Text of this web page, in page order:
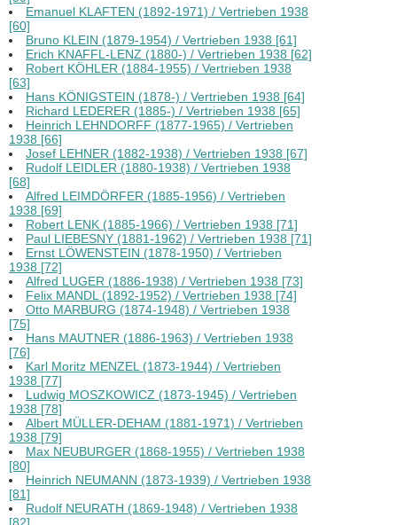
Emanuel KLAFTEN (1892-1971) / Vertrieben 1938
[60]
Bruno KLEIN (1879-1954) / Vertrieben 1938 [61]
Erich KNAFFL-LENZ (1880-) / Vertrieben 1938 [62]
Robert KÖHLER (1884-1955) / Vertrieben 1938
[63]
Hans KÖNIGSTEIN (1878-) / Vertrieben 1938 [64]
Richard LEDERER (1885-) / Vertrieben 1938 [65]
Heinrich LEHNDORFF (1877-1965) / Vertrieben
1938 [66]
Josef LEHNER (1882-1938) / Vertrieben 1938 [67]
Rudolf LEIDLER (1880-1938) / Vertrieben 1938
[68]
Alfred LEIMDÖRFER (1885-1956) / Vertrieben
1938 [69]
Robert LENK (1885-1966) / Vertrieben 1938 [71]
Paul LIEBESNY (1881-1962) / Vertrieben 1938 [71]
Ernst LÖWENSTEIN (1878-1950) / Vertrieben
1938 [72]
Alfred LUGER (1886-1938) / Vertrieben 1938 [73]
Felix MANDL (1892-1952) / Vertrieben 1938 [74]
Otto MARBURG (1874-1948) / Vertrieben 1938
[75]
Hans MAUTNER (1886-1963) / Vertrieben 1938
[76]
Karl Moritz MENZEL (1873-1944) / Vertrieben
1938 [77]
Ludwig MOSZKOWICZ (1873-1945) / Vertrieben
1938 [78]
Albert MÜLLER-DEHAM (1881-1971) / Vertrieben
1938 [79]
Max NEUBURGER (1868-1955) / Vertrieben 1938
[80]
Heinrich NEUMANN (1873-1939) / Vertrieben 1938
[81]
Rudolf NEURATH (1869-1948) / Vertrieben 1938